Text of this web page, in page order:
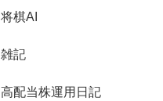
将棋AI
雑記
高配当株運用日記